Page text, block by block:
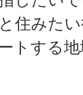
住みた
トする